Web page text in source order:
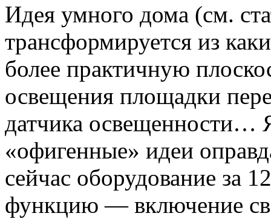
Идея умного дома (см.
трансформируется из
более практичную
освещения площадки
датчика освещенности…
«офигенные» идеи
сейчас оборудование за
функцию — включение